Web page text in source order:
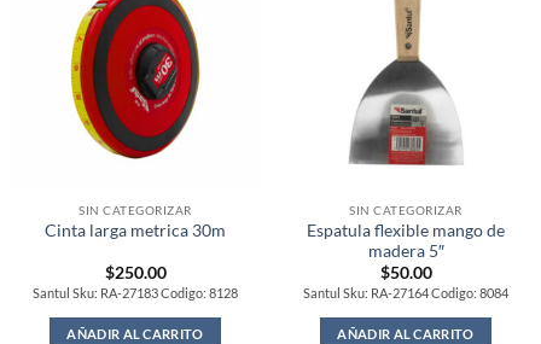
SIN CATEGORIZAR
Cinta larga metrica 30m
$250.00
Santul Sku: RA-27183 Codigo: 8128
AÑADIR AL CARRITO
SIN CATEGORIZAR
Espatula flexible mango de
madera 5″
$50.00
Santul Sku: RA-27164 Codigo: 8084
AÑADIR AL CARRITO